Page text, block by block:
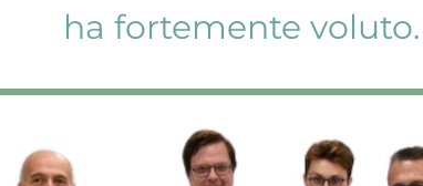
ha fortemente voluto.